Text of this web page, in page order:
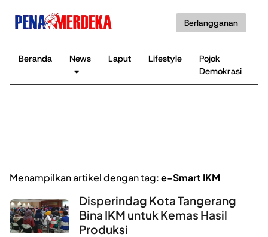
Berlangganan
Beranda News Laput Lifestyle
Pojok
Demokrasi
Menampilkan artikel dengan tag:e-Smart IKM
Disperindag Kota Tangerang
Bina IKM untuk Kemas Hasil
Produksi